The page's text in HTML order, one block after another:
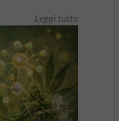
Leggi tutto